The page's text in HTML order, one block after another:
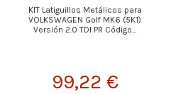
KIT Latiguillos Metálicos para
VOLKSWAGEN Golf MK6 (5K1)
Versión 2.0 TDI PR Código...
99,22 €